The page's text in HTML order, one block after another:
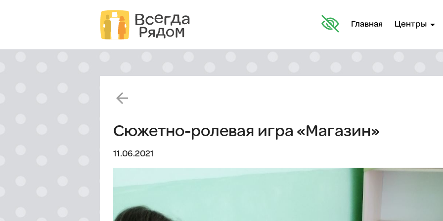
Главная Центры arrow_drop_down
arrow_back
Сюжетно-ролевая игра «Магазин»
11.06.2021